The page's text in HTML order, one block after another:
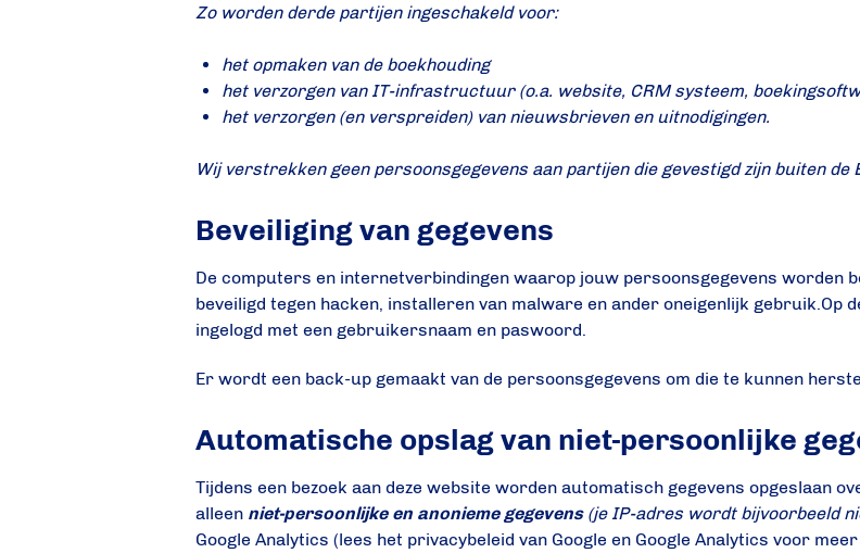
Zo worden derde partijen ingeschakeld voor:
het opmaken van de boekhouding
het verzorgen van IT-infrastructuur (o.a. website, CRM systeem,
het verzorgen (en verspreiden) van nieuwsbrieven en uitnodigingen.
Wij verstrekken geen persoonsgegevens aan partijen die gevestigd zijn buiten de
Beveiliging van gegevens
De computers en internetverbindingen waarop jouw persoonsgegevens worden
beveiligd tegen hacken, installeren van malware en ander oneigenlijk
ingelogd met een gebruikersnaam en paswoord.
Er wordt een back-up gemaakt van de persoonsgegevens om die te kunnen
Automatische opslag van niet-persoonlijke
Tijdens een bezoek aan deze website worden automatisch gegevens opgeslaan
alleen niet-persoonlijke en anonieme gegevens(je IP-adres wordt bijvoorbeeld
Google Analytics (lees het privacybeleid van Google en Google Analytics voor